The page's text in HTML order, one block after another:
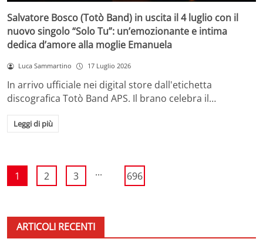
Salvatore Bosco (Totò Band) in uscita il 4 luglio con il
nuovo singolo “Solo Tu”: un’emozionante e intima
dedica d’amore alla moglie Emanuela
Luca Sammartino 17 Luglio 2026
In arrivo ufficiale nei digital store dall'etichetta
discografica Totò Band APS. Il brano celebra il…
Leggi di più
1 2 3 ... 696
ARTICOLI RECENTI